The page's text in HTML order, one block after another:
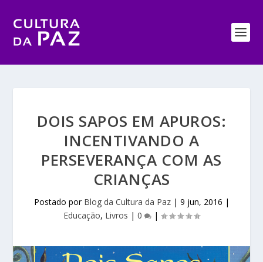
DOIS SAPOS EM APUROS:
INCENTIVANDO A
PERSEVERANÇA COM AS
CRIANÇAS
Postado por Blog da Cultura da Paz| 9 jun, 2016 |
Educação, Livros | 0 |